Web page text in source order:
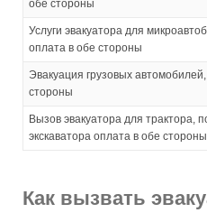
обе стороны
Услуги эвакуатора для
оплата в обе стороны
Эвакуация грузовых
стороны
Вызов эвакуатора для трактора,
экскаватора оплата в обе стороны
Как вызвать